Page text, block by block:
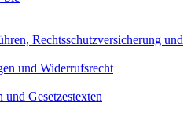
Rechtsschutzversicherung und
und Widerrufsrecht
Gesetzestexten